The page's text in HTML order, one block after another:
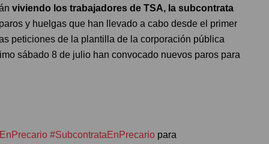
viviendo los trabajadores de TSA, la subcontrata
y huelgas que han llevado a cabo desde el primer
peticiones de la plantilla de la corporación pública
sábado 8 de julio han convocado nuevos paros para
#SubcontrataEnPrecario para